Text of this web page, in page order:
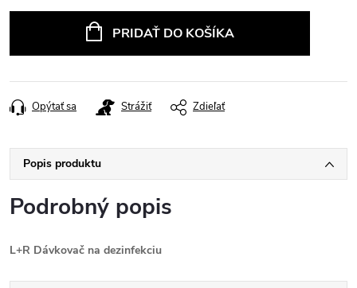
PRIDAŤ DO KOŠÍKA
Opýtať sa Strážiť Zdieľať
Popis produktu
Podrobný popis
L+R Dávkovač na dezinfekciu